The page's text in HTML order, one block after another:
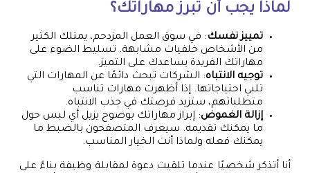
لماذا يجب أن تبرز مهاراتك؟
تمييز نفسك: في سوق العمل المزدحم، يمتلك الكثير
من الأشخاص خلفيات مشابهة. تسليط الضوء على
مهاراتك الفريدة يساعدك على التميز.
توجيه الانتباه: الشركات تبحث دائمًا عن المهارات التي
تلبي احتياجاتها. إذا أظهرت مهارات تناسب
متطلباتهم، ستزيد فرصتك في جذب الانتباه.
إزالة الغموض: إبراز مهاراتك بوضوح يزيل أي لبس حول
ما يمكنك تقديمه. سيعرف المتصفحون بالضبط ما
يمكنك فعله ولماذا أنت الخيار المناسب.
أنا أتذكر شخصيًا عندما تلقيت دعوة لمقابلة وظيفة بناءً على